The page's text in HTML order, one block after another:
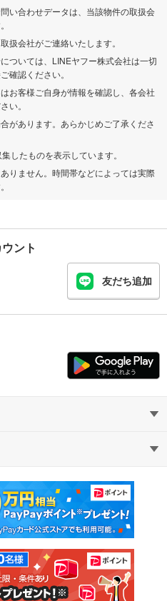
い合わせデータは、当該物件の取扱会
扱会社がご連絡いたします。
ついては、LINEヤフー株式会社は一切
確認ください。
お客様ご自身が情報を確認し、各会社
い。
があります。あらかじめご了承くださ
したものを表示しています。
りません。時間帯などによっては実際
ント
友だち追加
中古マンション
中古一戸建て
土地
教えて！住まいの先生